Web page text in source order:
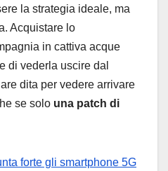
la strategia ideale, ma
Acquistare lo
in cattiva acque
di vederla uscire dal
dita per vedere arrivare
se solo una patch di
forte gli smartphone 5G